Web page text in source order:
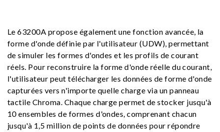
Le 63200A propose également une fonction avancée, la
forme d'onde définie par l'utilisateur (UDW), permettant
de simuler les formes d'ondes et les profils de courant
réels. Pour reconstruire la forme d'onde réelle du courant,
l'utilisateur peut télécharger les données de forme d'onde
capturées vers n'importe quelle charge via un panneau
tactile Chroma. Chaque charge permet de stocker jusqu'à
10 ensembles de formes d'ondes, comprenant chacun
jusqu'à 1,5 million de points de données pour répondre